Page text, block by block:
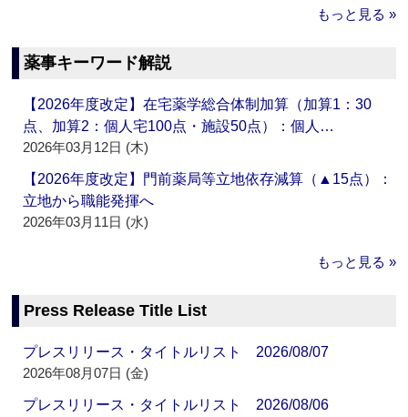
もっと見る »
薬事キーワード解説
【2026年度改定】在宅薬学総合体制加算（加算1：30
点、加算2：個人宅100点・施設50点）：個人…
2026年03月12日 (木)
【2026年度改定】門前薬局等立地依存減算（▲15点）：
立地から職能発揮へ
2026年03月11日 (水)
もっと見る »
Press Release Title List
プレスリリース・タイトルリスト 2026/08/07
2026年08月07日 (金)
プレスリリース・タイトルリスト 2026/08/06